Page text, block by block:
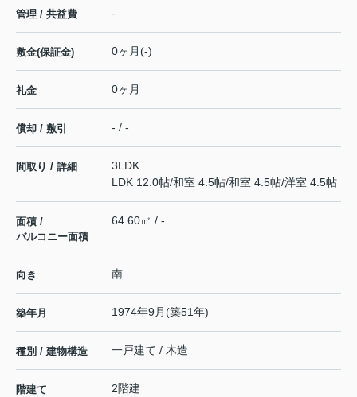
管理 / 共益費 -
敷金(保証金) 0ヶ月(-)
礼金 0ヶ月
償却 / 敷引 - / -
間取り / 詳細
3LDK
LDK 12.0帖/和室 4.5帖/和室 4.5帖/洋室 4.5帖
面積 /
バルコニー面積
64.60㎡ / -
向き 南
築年月 1974年9月(築51年)
種別 / 建物構造 一戸建て / 木造
階建て 2階建